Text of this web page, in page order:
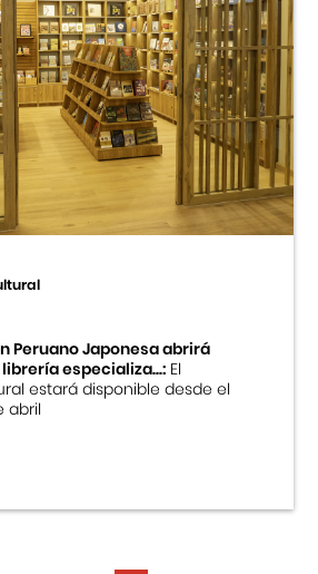
Peruano Japonesa abrirá
librería especializa...:El
estará disponible desde el
abril